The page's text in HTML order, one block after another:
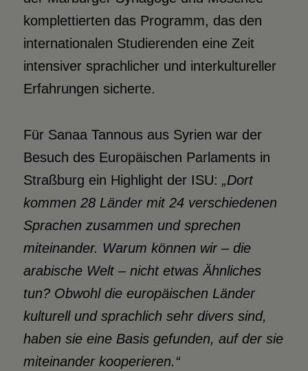
komplettierten das Programm, das den
internationalen Studierenden eine Zeit
intensiver sprachlicher und interkultureller
Erfahrungen sicherte.
Für Sanaa Tannous aus Syrien war der
Besuch des Europäischen Parlaments in
Straßburg ein Highlight der ISU: „Dort
kommen 28 Länder mit 24 verschiedenen
Sprachen zusammen und sprechen
miteinander. Warum können wir – die
arabische Welt – nicht etwas Ähnliches
tun? Obwohl die europäischen Länder
kulturell und sprachlich sehr divers sind,
haben sie eine Basis gefunden, auf der sie
miteinander kooperieren.“